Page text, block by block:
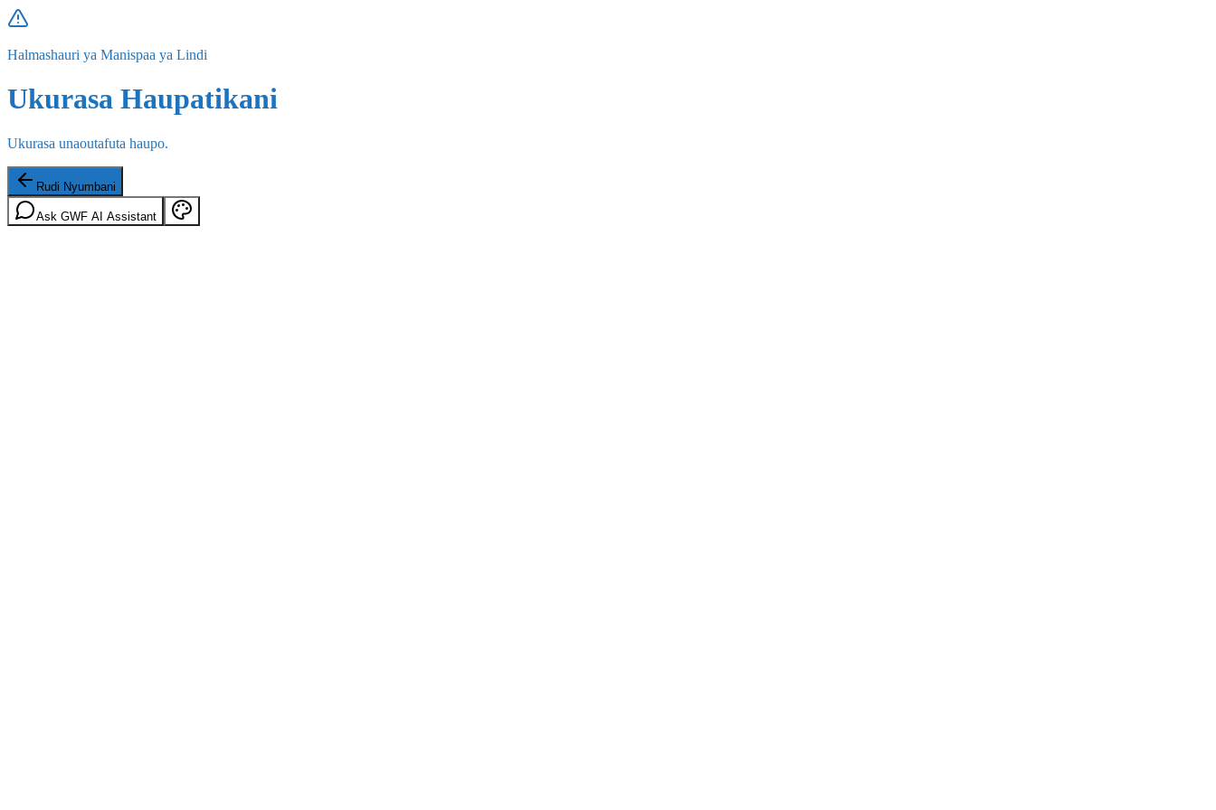
Halmashauri ya Manispaa ya Lindi
Ukurasa Haupatikani
Ukurasa unaoutafuta haupo.
Rudi Nyumbani
Ask GWF AI Assistant